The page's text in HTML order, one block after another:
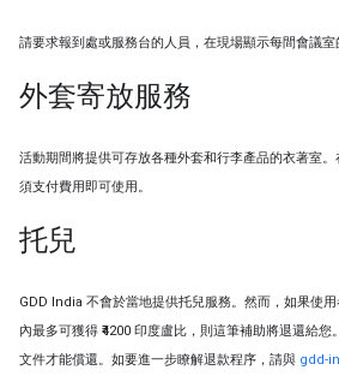
請要求報到處或服務台的人員，在現場顯示每間會議室
外套寄放服務
活動期間將提供可存放各種外套和行李產品的衣著室
須支付費用即可使用。
托兒
GDD India 不會於當地提供托兒服務。然而，如果使
內最多可獲得 ₹4200 印度盧比，則這筆補助將退還給
文件才能償還。如要進一步瞭解退款程序，請與 gdd-